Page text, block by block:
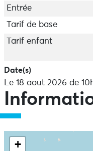
- Durée : 1 à 2
vos enfants
- Accessible dès 6 ans
- Atelier pouvant
et un maximum de 10
- RDV devant les
Entrée
Tarif de base
Tarif enfant
Date(s)
Le 18 aout 2026 de
+